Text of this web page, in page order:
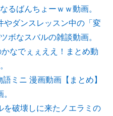
るばんちょーｗｗ動画。
やダンスレッスン中の「変
ボなスバルの雑談動画。
なでぇぇええ！まとめ動
ミニ 漫画動画【まとめ】
を破壊しに来たノエラミの